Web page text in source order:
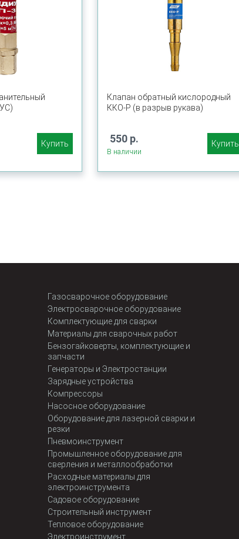
Купить
Клапан обратный кислородный
ККО-Р (в разрыв рукава)
550 р.
В наличии
Купить
Газосварочное оборудование
Электросварочное оборудование
Комплектующие для сварки
Материалы для сварочных работ
Бензогайковерты, комплектующие и
запчасти
Генераторы и Электростанции
Зарядные устройства
Компрессоры
Насосное оборудование
Оборудование для лазерной сварки и
резки
Пневмоинструмент
Промышленное оборудование для
сверления и металлообработки
Расходные материалы для
электроинструмента
Садовое оборудование
Строительный инструмент
Тепловое оборудование
Электроинструмент